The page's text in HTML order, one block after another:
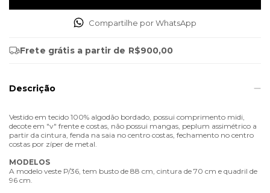
Compartilhe por WhatsApp
Frete grátis a partir de R$900,00
Descrição
Vestido em tecido 100% algodão bordado, possui comprimento midi,
decote em "v" frente e costas, não possui mangas, peplum assimétrico a
partir da cintura, fenda na saia no centro costas, fechamento no centro
costas por zíper de metal.
MODELOS
A modelo veste P/36, tem busto de 88 cm, cintura de 70 cm e quadril de
96 cm.